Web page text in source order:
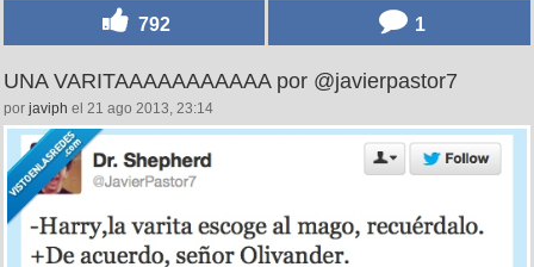
792 1
UNA VARITAAAAAAAAAAA por @javierpastor7
por javiph el 21 ago 2013, 23:14